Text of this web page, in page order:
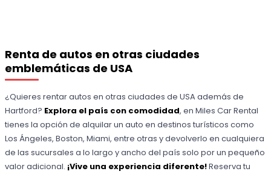
Renta de autos en otras ciudades
emblemáticas de USA
¿Quieres rentar autos en otras ciudades de USA además de
Hartford? Explora el país con comodidad, en Miles Car Rental
tienes la opción de alquilar un auto en destinos turísticos como
Los Ángeles, Boston, Miami, entre otras y devolverlo en cualquiera
de las sucursales a lo largo y ancho del país solo por un pequeño
valor adicional. ¡Vive una experiencia diferente!Reserva tu